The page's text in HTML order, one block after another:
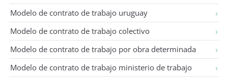
Modelo de contrato de trabajo uruguay
Modelo de contrato de trabajo colectivo
Modelo de contrato de trabajo por obra determinada
Modelo de contrato de trabajo ministerio de trabajo